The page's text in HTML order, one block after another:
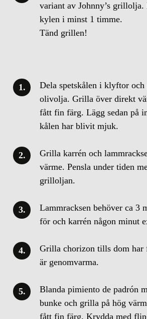
variant av Johnny’s
kylen i minst 1 timme.
Tänd grillen!
Dela spetskålen i klyftor och
olivolja. Grilla över direkt
fått fin färg. Lägg sedan på
kålen har blivit mjuk.
Grilla karrén och
värme. Pensla under tiden
grilloljan.
Lammracksen behöver ca 3
för och karrén någon minut
Grilla chorizon tills dom har
är genomvarma.
Blanda pimiento de padrón
bunke och grilla på hög
fått fin färg. Krydda med